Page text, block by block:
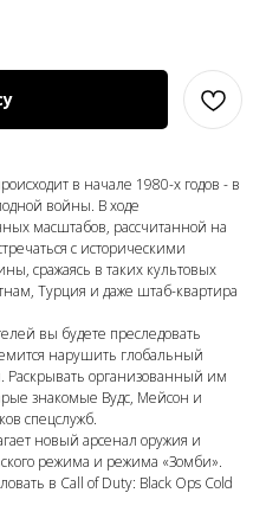
в начале 1980-х годов - в
войны. В ходе
масштабов, рассчитанной на
с историческими
сражаясь в таких культовых
Турция и даже штаб-квартира
вы будете преследовать
нарушить глобальный
Раскрывать организованный им
знакомые Вудс, Мейсон и
спецслужб.
новый арсенал оружия и
режима и режима «Зомби».
в Call of Duty: Black Ops Cold